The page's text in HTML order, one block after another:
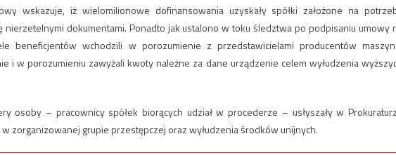
wskazuje, iż wielomilionowe dofinansowania uzyskały spółki założone na
nierzetelnymi dokumentami. Ponadto jak ustalono w toku śledztwa po podpisaniu umowy
beneficjentów wchodzili w porozumienie z przedstawicielami producentów
i w porozumieniu zawyżali kwoty należne za dane urządzenie celem wyłudzenia
osoby – pracownicy spółek biorących udział w procederze – usłyszały w
zorganizowanej grupie przestępczej oraz wyłudzenia środków unijnych.